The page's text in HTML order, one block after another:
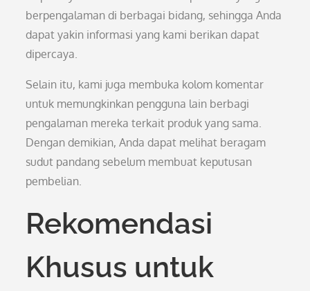
berpengalaman di berbagai bidang, sehingga Anda
dapat yakin informasi yang kami berikan dapat
dipercaya.
Selain itu, kami juga membuka kolom komentar
untuk memungkinkan pengguna lain berbagi
pengalaman mereka terkait produk yang sama.
Dengan demikian, Anda dapat melihat beragam
sudut pandang sebelum membuat keputusan
pembelian.
Rekomendasi
Khusus untuk